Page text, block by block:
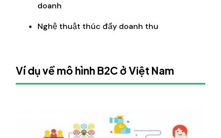
doanh
Nghệ thuật thúc đẩy doanh thu
Ví dụ về mô hình B2C ở Việt Nam